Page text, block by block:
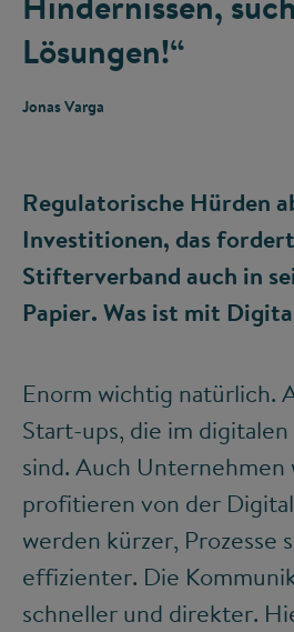
Lösungen!“
Jonas Varga
Regulatorische Hürden
Investitionen, das
Stifterverband auch in
Papier. Was ist mit
Enorm wichtig natürlich.
Start-ups, die im
sind. Auch Unternehmen
profitieren von der
werden kürzer, Prozesse
effizienter. Die
schneller und direkter.